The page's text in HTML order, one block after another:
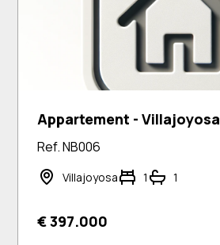
Appartement - Villajoyosa
Ref. NB006
Villajoyosa 1 1
€ 397.000